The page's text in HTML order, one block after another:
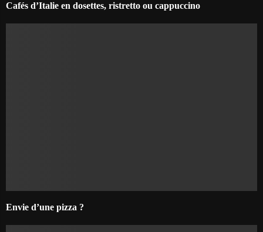
Cafés d’Italie en dosettes, ristretto ou cappuccino
Envie d’une pizza ?